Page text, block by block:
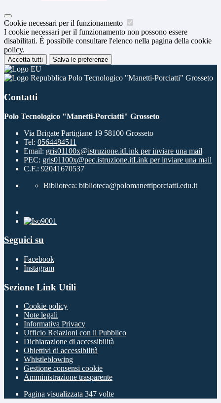
Cookie necessari per il funzionamento
I cookie necessari per il funzionamento non possono essere
disabilitati. È possibile consultare l'elenco nella pagina della cookie
policy.
Accetta tutti Salva le preferenze
Polo Tecnologico "Manetti-Porciatti" Grosseto
Contatti
Polo Tecnologico "Manetti-Porciatti" Grosseto
Via Brigate Partigiane 19 58100 Grosseto
Tel: 0564484511
Email: gris01100x@istruzione.itLink per inviare una mail
PEC: gris01100x@pec.istruzione.itLink per inviare una mail
C.F.: 92041670537
Biblioteca: biblioteca@polomanettiporciatti.edu.it
Seguici su
Facebook
Instagram
Sezione Link Utili
Cookie policy
Note legali
Informativa Privacy
Ufficio Relazioni con il Pubblico
Dichiarazione di accessibilità
Obiettivi di accessibilità
Whistleblowing
Gestione consensi cookie
Amministrazione trasparente
Pagina visualizzata 347 volte